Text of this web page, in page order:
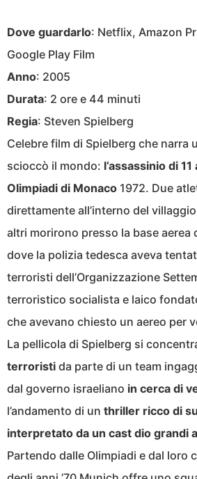
Dove guardarlo: Netflix, Amazon
Google Play Film
Anno: 2005
Durata: 2 ore e 44 minuti
Regia: Steven Spielberg
Celebre film di Spielberg che narra
scioccò il mondo: l’assassinio di
Olimpiadi di Monaco 1972. Due
direttamente all’interno del
altri morirono presso la base aerea
dove la polizia tedesca aveva
terroristi dell’Organizzazione
terroristico socialista e laico
che avevano chiesto un aereo per
La pellicola di Spielberg si
terroristi da parte di un team
dal governo israeliano in cerca di
l’andamento di un thriller ricco di
interpretato da un cast dio grandi
Partendo dalle Olimpiadi e dal loro